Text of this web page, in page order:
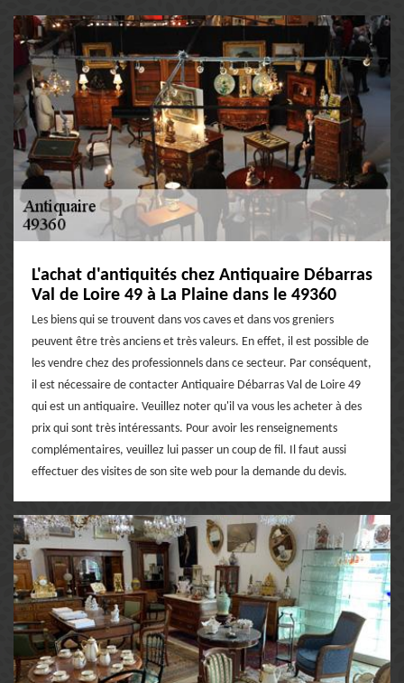
L'achat d'antiquités chez Antiquaire Débarras
Val de Loire 49 à La Plaine dans le 49360
Les biens qui se trouvent dans vos caves et dans vos greniers
peuvent être très anciens et très valeurs. En effet, il est possible de
les vendre chez des professionnels dans ce secteur. Par conséquent,
il est nécessaire de contacter Antiquaire Débarras Val de Loire 49
qui est un antiquaire. Veuillez noter qu'il va vous les acheter à des
prix qui sont très intéressants. Pour avoir les renseignements
complémentaires, veuillez lui passer un coup de fil. Il faut aussi
effectuer des visites de son site web pour la demande du devis.